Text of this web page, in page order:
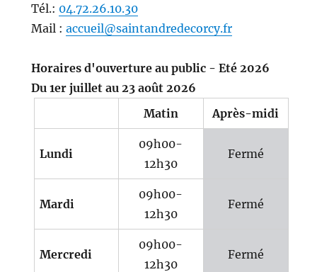
Tél.: 04.72.26.10.30
Mail : accueil@saintandredecorcy.fr
Horaires d'ouverture au public - Eté 2026
Du 1er juillet au 23 août 2026
Matin
Après-midi
Lundi
09h00-
12h30
Fermé
Mardi
09h00-
12h30
Fermé
Mercredi
09h00-
12h30
Fermé